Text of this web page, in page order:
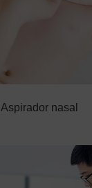
Aspirador nasal